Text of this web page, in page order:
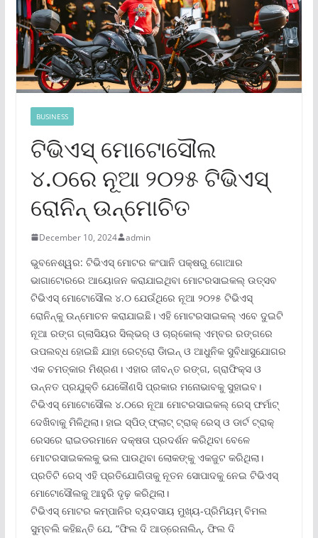
BUSINESS
ଟିଭିଏସ୍ ମୋଟୋସୌଲ
୪.୦ରେ ନୂଆ ୨୦୨୫ ଟିଭିଏସ୍
ରୋନିନ୍ ଉନ୍ମୋଚିତ
December 10, 2024 admin
ଭୁବନେଶ୍ୱର: ଟିଭିଏସ୍ ମୋଟର କଂପାନି ପକ୍ଷରୁ ଗୋଆର
ଭାଗାଟୋରରେ ଆୟୋଜନ କରାଯାଇଥିବା ମୋଟରସାଇକଲ୍ ଉତ୍ସବ
ଟିଭିଏସ୍ ମୋଟୋସୌଲ ୪.୦ ଯେଉଁଥିରେ ନୂଆ ୨୦୨୫ ଟିଭିଏସ୍
ରୋନିନ୍‌କୁ ଉନ୍ମୋଚନ କରାଯାଇଛି। ଏହି ମୋଟରସାଇକଲ୍ ଏବେ ଦୁଇଟି
ନୂଆ ରଙ୍ଗ ଗ୍ଲାସିୟର ସିଲ୍‌ଭର୍ ଓ ଚାର୍‌କୋଲ୍ ଏମ୍ବର ରଙ୍ଗରେ
ଉପଲବ୍ଧ ହୋଇଛି ଯାହା ରେଟ୍ରୋ ଡିାଇନ୍ ଓ ଆଧୁନିକ ସୁବିଧାସୁଯୋଗର
ଏକ ଚମତ୍କାର ମିଶ୍ରଣ। ଏହାର ଜୀବନ୍ତ ରଙ୍ଗ, ଗ୍ରାଫିକ୍ସ ଓ
ଉନ୍ନତ ପ୍ରଯୁକ୍ତି ଯେକୌଣସି ପ୍ରକାର ମନୋଭାବକୁ ସୁହାଇବ।
ଟିଭିଏସ୍ ମୋଟୋସୌଲ ୪.୦ରେ ନୂଆ ମୋଟରସାଇକଲ୍ ରେସ୍ ଫର୍ମାଟ୍
ଦେଖିବାକୁ ମିଳିଥିଲା। ହାଇ ସ୍ପିଡ୍ ଫ୍ଲାଟ୍ ଟ୍ରାକ୍ ରେସ୍ ଓ ଡାର୍ଟ ଟ୍ରାକ୍
ରେସରେ ରାଇଡରମାନେ ଦକ୍ଷତା ପ୍ରଦର୍ଶନ କରିଥିବା ବେଳେ
ମୋଟରସାଇକଲକୁ ଭଲ ପାଉଥିବା ଲୋକଙ୍କୁ ଏକଜୁଟ କରିଥିଲା।
ପ୍ରତିଟି ରେସ୍ ଏହି ପ୍ରତିଯୋଗିତାକୁ ନୂତନ ସୋପାଦକୁ ନେଇ ଟିଭିଏସ୍
ମୋଟୋସୌଲକୁ ଆହୁରି ଦୃଢ଼ କରିଥିଲା।
ଟିଭିଏସ୍ ମୋଟର କମ୍ପାନିର ବ୍ୟବସାୟ ମୁଖ୍ୟ-ପ୍ରିମିୟମ୍ ବିମଲ
ସୁମ୍ବଲି କହିଛନ୍ତି ଯେ, “ଫିଲ ଦି ଆଡ୍ରେନାଲିନ୍‌, ଫିଲ ଦି